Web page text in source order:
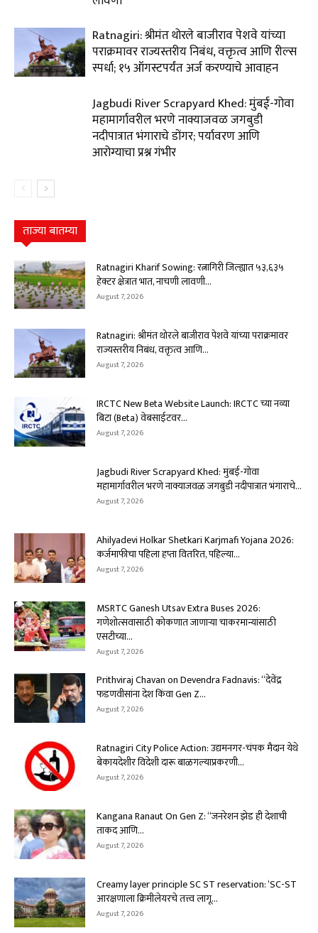
Ratnagiri: श्रीमंत थोरले बाजीराव पेशवे यांच्या
पराक्रमावर राज्यस्तरीय निबंध, वक्तृत्व आणि रील्स
स्पर्धा; १५ ऑगस्टपर्यंत अर्ज करण्याचे आवाहन
Jagbudi River Scrapyard Khed: मुंबई-गोवा
महामार्गावरील भरणे नाक्याजवळ जगबुडी
नदीपात्रात भंगाराचे डोंगर; पर्यावरण आणि
आरोग्याचा प्रश्न गंभीर
ताज्या बातम्या
Ratnagiri Kharif Sowing: रत्नागिरी जिल्ह्यात ५३,६३५
हेक्टर क्षेत्रात भात, नाचणी लावणी...
August 7, 2026
Ratnagiri: श्रीमंत थोरले बाजीराव पेशवे यांच्या पराक्रमावर
राज्यस्तरीय निबंध, वक्तृत्व आणि...
August 7, 2026
IRCTC New Beta Website Launch: IRCTC च्या नव्या
बिटा (Beta) वेबसाईटवर...
August 7, 2026
Jagbudi River Scrapyard Khed: मुंबई-गोवा
महामार्गावरील भरणे नाक्याजवळ जगबुडी नदीपात्रात भंगाराचे...
August 7, 2026
Ahilyadevi Holkar Shetkari Karjmafi Yojana 2026:
कर्जमाफीचा पहिला हप्ता वितरित, पहिल्या...
August 7, 2026
MSRTC Ganesh Utsav Extra Buses 2026:
गणेशोत्सवासाठी कोकणात जाणाऱ्या चाकरमान्यांसाठी
एसटीच्या...
August 7, 2026
Prithviraj Chavan on Devendra Fadnavis: “देवेंद्र
फडणवीसांना देश किंवा Gen Z...
August 7, 2026
Ratnagiri City Police Action: उद्यमनगर-चंपक मैदान येथे
बेकायदेशीर विदेशी दारू बाळगल्याप्रकरणी...
August 7, 2026
Kangana Ranaut On Gen Z: “जनरेशन झेड ही देशाची
ताकद आणि...
August 7, 2026
Creamy layer principle SC ST reservation: ‘SC-ST
आरक्षणाला क्रिमीलेयरचे तत्त्व लागू...
August 7, 2026